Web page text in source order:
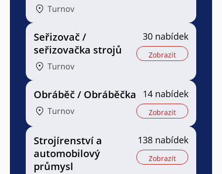
Turnov
Seřizovač /
seřizovačka strojů
Turnov
30 nabídek
Zobrazit
Obráběč / Obráběčka
Turnov
14 nabídek
Zobrazit
Strojírenství a
automobilový
průmysl
138 nabídek
Zobrazit